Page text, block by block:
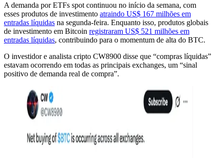
A demanda por ETFs spot continuou no início da semana, com
esses produtos de investimento atraindo US$ 167 milhões em
entradas líquidas na segunda-feira. Enquanto isso, produtos globais
de investimento em Bitcoin registraram US$ 521 milhões em
entradas líquidas, contribuindo para o momentum de alta do BTC.
O investidor e analista cripto CW8900 disse que “compras líquidas”
estavam ocorrendo em todas as principais exchanges, um “sinal
positivo de demanda real de compra”.